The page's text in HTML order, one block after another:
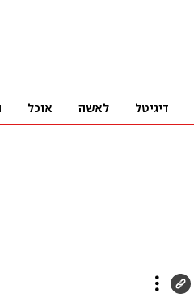
דיגיטל לאשה אוכל